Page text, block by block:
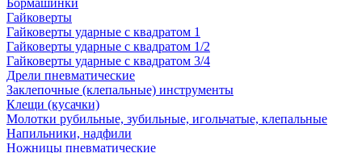
Бормашинки
Гайковерты
Гайковерты ударные с квадратом 1
Гайковерты ударные с квадратом 1/2
Гайковерты ударные с квадратом 3/4
Дрели пневматические
Заклепочные (клепальные) инструменты
Клещи (кусачки)
Молотки рубильные, зубильные, игольчатые, клепальные
Напильники, надфили
Ножницы пневматические